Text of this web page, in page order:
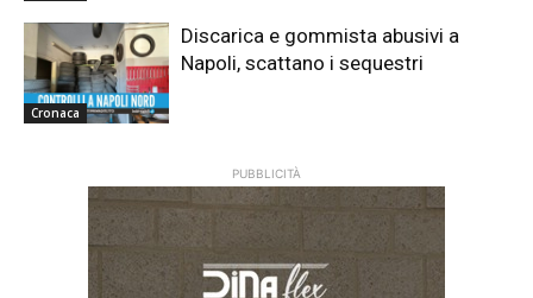
Cronaca
Discarica e gommista abusivi a
Napoli, scattano i sequestri
PUBBLICITÀ